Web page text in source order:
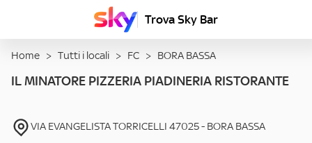
Trova Sky Bar
Home > Tutti i locali > FC > BORA BASSA
IL MINATORE PIZZERIA PIADINERIA RISTORANTE
VIA EVANGELISTA TORRICELLI 47025- BORA BASSA